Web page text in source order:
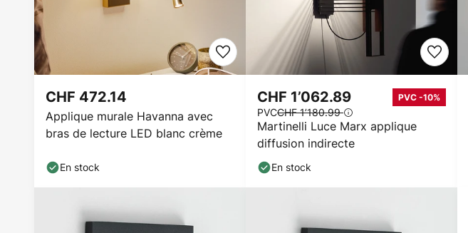
Applique murale Havanna avec
bras de lecture LED blanc crème
CHF 472.14
En stock
Martinelli Luce Marx applique
diffusion indirecte
CHF 1’062.89 PVC -10%
PVCCHF 1’180.99
En stock